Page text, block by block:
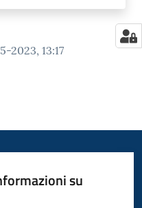
2023, 13:17
su